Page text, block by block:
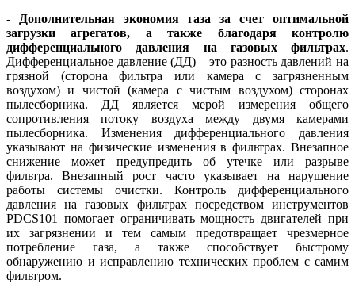
- Дополнительная экономия газа за счет оптимальной
загрузки агрегатов, а также благодаря контролю
дифференциального давления на газовых фильтрах.
Дифференциальное давление (ДД) – это разность давлений на
грязной (сторона фильтра или камера с загрязненным
воздухом) и чистой (камера с чистым воздухом) сторонах
пылесборника. ДД является мерой измерения общего
сопротивления потоку воздуха между двумя камерами
пылесборника. Изменения дифференциального давления
указывают на физические изменения в фильтрах. Внезапное
снижение может предупредить об утечке или разрыве
фильтра. Внезапный рост часто указывает на нарушение
работы системы очистки. Контроль дифференциального
давления на газовых фильтрах посредством инструментов
PDCS101 помогает ограничивать мощность двигателей при
их загрязнении и тем самым предотвращает чрезмерное
потребление га­за, а также способствует быстрому
обнаружению и исправлению технических проблем с самим
фильтром.